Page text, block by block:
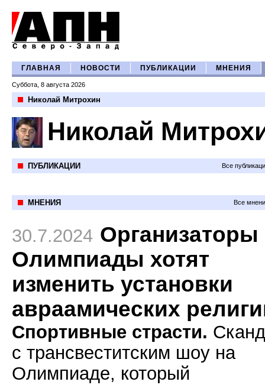
ГЛАВНАЯ НОВОСТИ ПУБЛИКАЦИИ МНЕНИЯ
Суббота, 8 августа 2026
Николай Митрохин
Николай
ПУБЛИКАЦИИ Все
МНЕНИЯ Все
30.7.2024 Организаторы
Олимпиады хотят
изменить установки
авраамических
Спортивные страсти.
с трансвеститским шоу на
Олимпиаде, который